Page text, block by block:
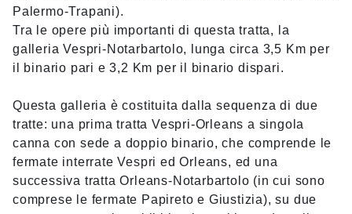
Palermo-Trapani).
Tra le opere più importanti di questa tratta, la
galleria Vespri-Notarbartolo, lunga circa 3,5 Km per
il binario pari e 3,2 Km per il binario dispari.
Questa galleria è costituita dalla sequenza di due
tratte: una prima tratta Vespri-Orleans a singola
canna con sede a doppio binario, che comprende le
fermate interrate Vespri ed Orleans, ed una
successiva tratta Orleans-Notarbartolo (in cui sono
comprese le fermate Papireto e Giustizia), su due